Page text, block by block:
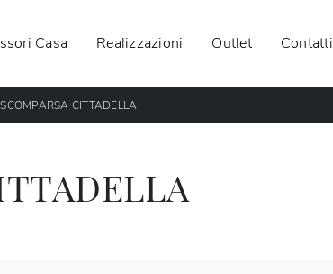
Casa Realizzazioni Outlet Contatti
CITTADELLA